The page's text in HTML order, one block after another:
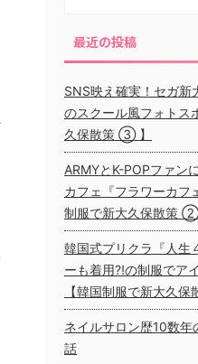
最近の投稿
SNS映え確実！セガ新
のスクール風フォトス
久保散策 ③ 】
ARMYとK-POPファン
カフェ『フラワーカフ
制服で新大久保散策 ②
韓国式プリクラ『人
ーも着用⁈の制服でア
【韓国制服で新大久
ネイルサロン歴10数
話